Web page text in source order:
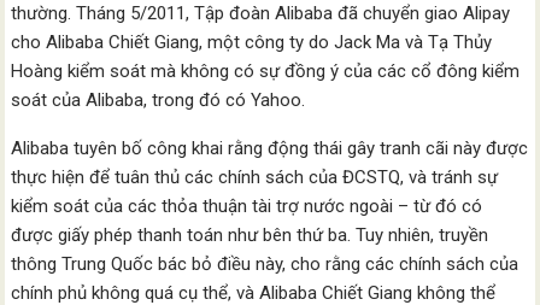
thường. Tháng 5/2011, Tập đoàn Alibaba đã chuyển giao Alipay
cho Alibaba Chiết Giang, một công ty do Jack Ma và Tạ Thủy
Hoàng kiểm soát mà không có sự đồng ý của các cổ đông kiểm
soát của Alibaba, trong đó có Yahoo.
Alibaba tuyên bố công khai rằng động thái gây tranh cãi này được
thực hiện để tuân thủ các chính sách của ĐCSTQ, và tránh sự
kiểm soát của các thỏa thuận tài trợ nước ngoài – từ đó có
được giấy phép thanh toán như bên thứ ba. Tuy nhiên, truyền
thông Trung Quốc bác bỏ điều này, cho rằng các chính sách của
chính phủ không quá cụ thể, và Alibaba Chiết Giang không thể